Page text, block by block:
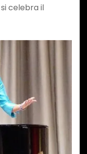
si celebra il